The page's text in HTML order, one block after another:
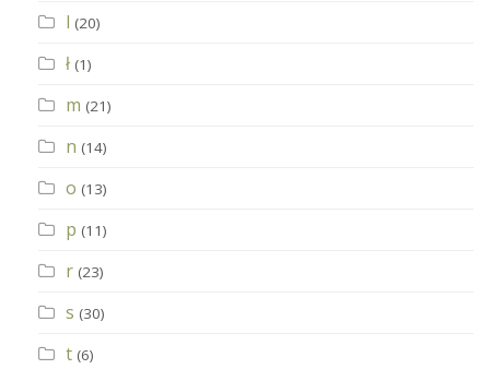
l (20)
ł (1)
m (21)
n (14)
o (13)
p (11)
r (23)
s (30)
t (6)